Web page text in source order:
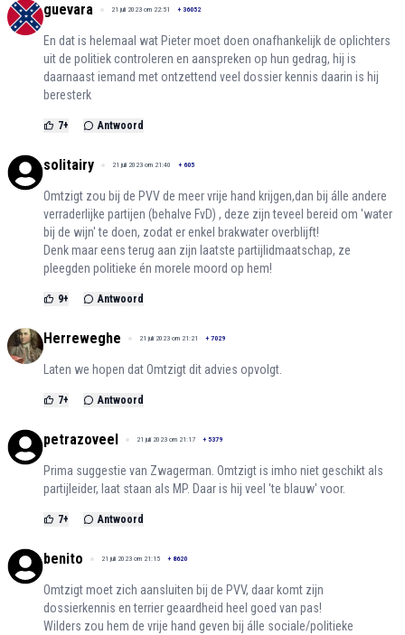
guevara 21 juli 2023 om 22:51 + 36052
En dat is helemaal wat Pieter moet doen onafhankelijk de oplichters
uit de politiek controleren en aanspreken op hun gedrag, hij is
daarnaast iemand met ontzettend veel dossier kennis daarin is hij
beresterk
7+ Antwoord
solitairy 21 juli 2023 om 21:40 + 605
Omtzigt zou bij de PVV de meer vrije hand krijgen,dan bij álle andere
verraderlijke partijen (behalve FvD) , deze zijn teveel bereid om 'water
bij de wijn' te doen, zodat er enkel brakwater overblijft!
Denk maar eens terug aan zijn laatste partijlidmaatschap, ze
pleegden politieke én morele moord op hem!
9+ Antwoord
Herreweghe 21 juli 2023 om 21:21 + 7029
Laten we hopen dat Omtzigt dit advies opvolgt.
7+ Antwoord
petrazoveel 21 juli 2023 om 21:17 + 5379
Prima suggestie van Zwagerman. Omtzigt is imho niet geschikt als
partijleider, laat staan als MP. Daar is hij veel 'te blauw' voor.
7+ Antwoord
benito 21 juli 2023 om 21:15 + 8620
Omtzigt moet zich aansluiten bij de PVV, daar komt zijn
dossierkennis en terrier geaardheid heel goed van pas!
Wilders zou hem de vrije hand geven bij álle sociale/politieke